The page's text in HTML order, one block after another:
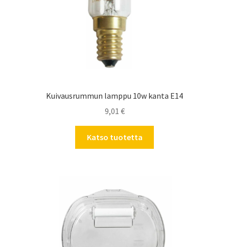
Kuivausrummun lamppu 10w kanta E14
9,01 €
Katso tuotetta